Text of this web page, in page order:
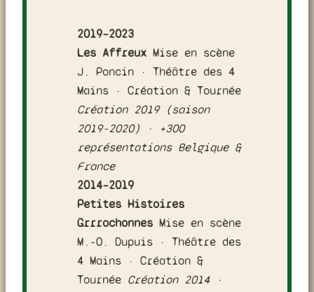
2019–2023
Les Affreux Mise en scène
J. Poncin · Théâtre des 4
Mains · Création & Tournée
Création 2019 (saison
2019-2020) · +300
représentations Belgique &
France
2014–2019
Petites Histoires
Grrrochonnes Mise en scène
M.-O. Dupuis · Théâtre des
4 Mains · Création &
Tournée Création 2014 ·